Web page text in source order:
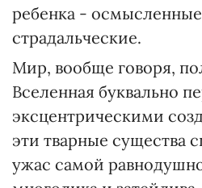
ребенка -
страдальческие.
Мир, вообще говоря,
Вселенная буквально
эксцентрическими
эти тварные существа
ужас самой